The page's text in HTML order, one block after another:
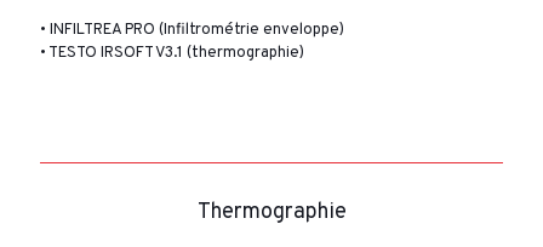
• INFILTREA PRO (Infiltrométrie enveloppe)
• TESTO IRSOFT V3.1 (thermographie)
Thermographie